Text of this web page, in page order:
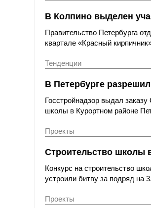
В Колпино выделен
Правительство Петербурга
квартале «Красный
Тенденции
В Петербурге
Госстройнадзор выдал
школы в Курортном районе
Проекты
Строительство школы
Конкурс на строительство
устроили битву за подряд на
Проекты